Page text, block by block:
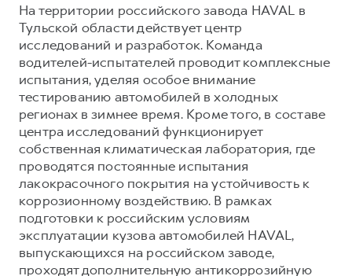
На территории российского завода HAVAL в
Тульской области действует центр
исследований и разработок. Команда
водителей-испытателей проводит комплексные
испытания, уделяя особое внимание
тестированию автомобилей в холодных
регионах в зимнее время. Кроме того, в составе
центра исследований функционирует
собственная климатическая лаборатория, где
проводятся постоянные испытания
лакокрасочного покрытия на устойчивость к
коррозионному воздействию. В рамках
подготовки к российским условиям
эксплуатации кузова автомобилей HAVAL,
выпускающихся на российском заводе,
проходят дополнительную антикоррозийную